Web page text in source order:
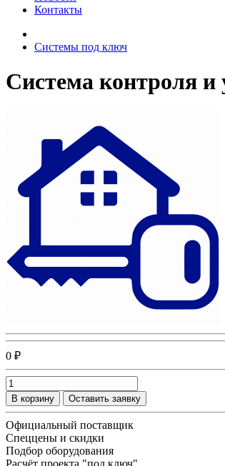
Контакты
Системы под ключ
Система контроля
0 ₽
В корзину Оставить заявку
Официальный поставщик
Спеццены и скидки
Подбор оборудования
Расчёт проекта "под ключ"